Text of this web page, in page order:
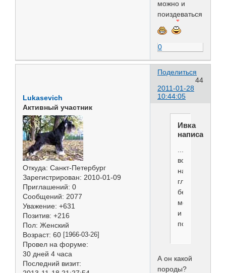
можно и
поиздеваться
0
Поделиться
44
2011-01-28
10:44:05
Lukasevich
Активный участник
Откуда: Санкт-Петербург
Зарегистрирован: 2010-01-09
Приглашений: 0
Сообщений: 2077
Уважение: +631
Позитив: +216
Пол: Женский
Возраст: 60 [1966-03-26]
Провел на форуме:
30 дней 4 часа
Последний визит:
Ивка
написал(а):
вот
над
гламуриком-
беляком
можно
и
поиздеваться
А он какой
породы?